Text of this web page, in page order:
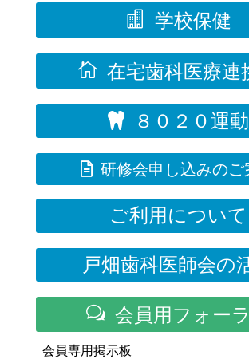
 学校保健
 在宅歯科医療連
 ８０２０運動
 研修会申し込みのご
ご利用について
戸畑歯科医師会の
w 会員用フォー
会員専用掲示板